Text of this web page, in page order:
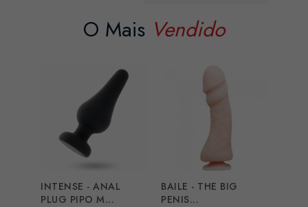
O Mais Vendido
INTENSE - ANAL
PLUG PIPO M...
BAILE - THE BIG
PENIS...